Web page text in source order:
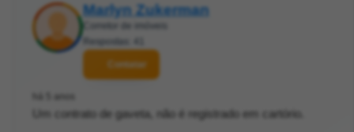
Marlyn Zukerman
Corretor de imóveis
Respostas: 41
Contatar
há 5 anos
Um contrato de gaveta, não é registrado em cartório.